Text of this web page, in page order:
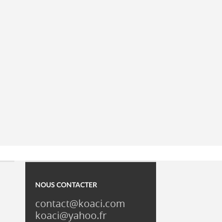
NOUS CONTACTER
contact@koaci.com
koaci@yahoo.fr